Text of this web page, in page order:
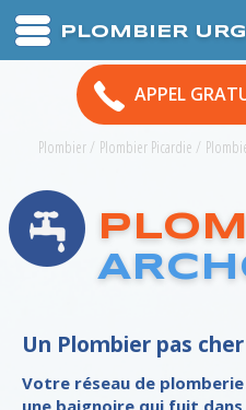
PLOMBIER
APPEL
Plombier/ Plombier Picardie /
Un Plombier pas
Votre réseau de
une baignoire qui fuit